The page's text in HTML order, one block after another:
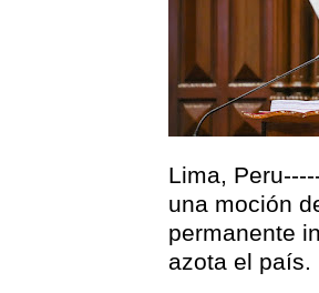
Lima,
una moción
permanente
azota el país.